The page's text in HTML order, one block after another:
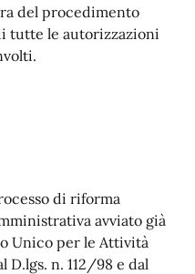
del procedimento
tutte le autorizzazioni
di riforma
avviato già
Unico per le Attività
D.lgs. n. 112/98 e dal